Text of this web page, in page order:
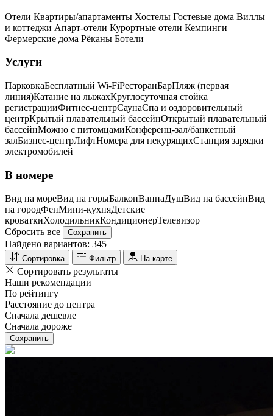
Отели Квартиры/апартаменты Хостелы Гостевые дома Виллы
и коттеджи Апарт-отели Курортные отели Кемпинги
Фермерские дома Рёканы Ботели
Услуги
ПарковкаБесплатный Wi-FiРесторанБарПляж (первая
линия)Катание на лыжахКруглосуточная стойка
регистрацииФитнес-центрСаунаСпа и оздоровительный
центрКрытый плавательный бассейнОткрытый плавательный
бассейнМожно с питомцамиКонференц-зал/банкетный
залБизнес-центрЛифтНомера для некурящихCтанция зарядки
электромобилей
В номере
Вид на мореВид на горыБалконВаннаДушВид на бассейнВид
на городФенМини-кухняДетские
кроваткиХолодильникКондиционерТелевизор
Сбросить все
Сохранить
Найдено вариантов: 345
Сортировка Фильтр На карте
Сортировать результаты
Наши рекомендации
По рейтингу
Расстояние до центра
Сначала дешевле
Сначала дороже
Сохранить